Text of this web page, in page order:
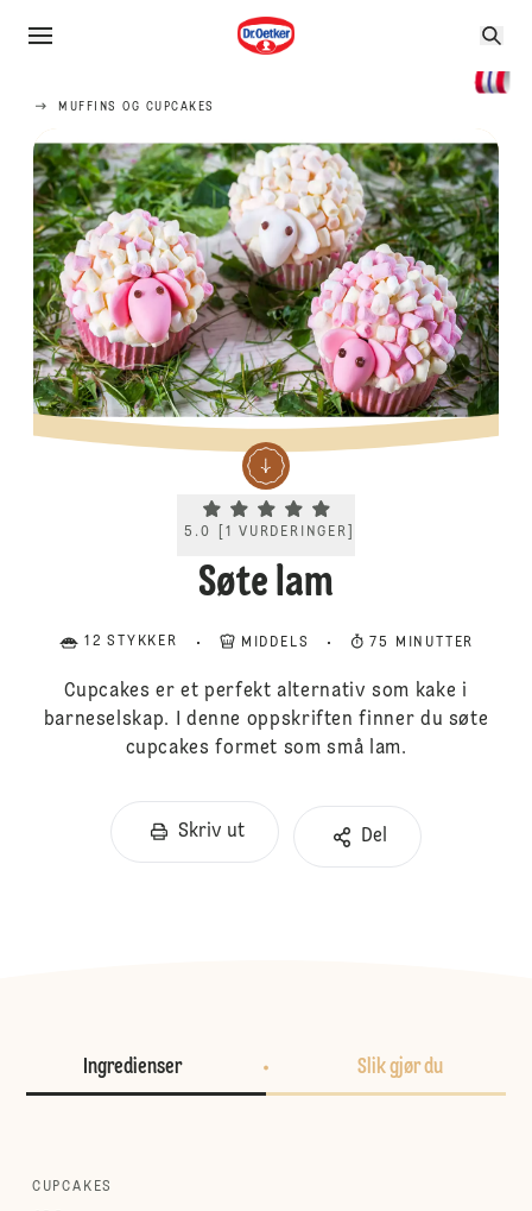
MUFFINS OG CUPCAKES
Current rating 5.0. Click to rate.
5.0 1 VURDERINGER
Søte lam
12 STYKKER MIDDELS 75 MINUTTER
Cupcakes er et perfekt alternativ som kake i
barneselskap. I denne oppskriften finner du søte
cupcakes formet som små lam.
Skriv ut Del
Ingredienser Slik gjør du
CUPCAKES